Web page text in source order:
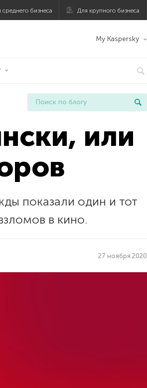
среднего бизнеса Для крупного бизнеса
My Kaspersky
или
показали один и тот
в кино.
27 ноября 2020